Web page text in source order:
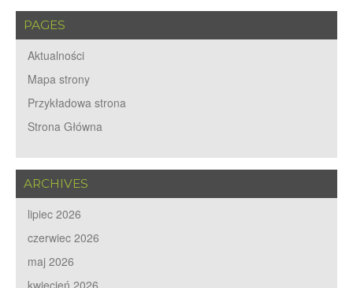
PAGES
Aktualności
Mapa strony
Przykładowa strona
Strona Główna
ARCHIVES
lipiec 2026
czerwiec 2026
maj 2026
kwiecień 2026